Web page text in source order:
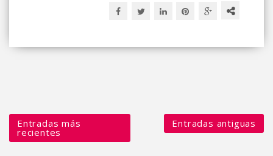
Entradas más
recientes
Entradas antiguas